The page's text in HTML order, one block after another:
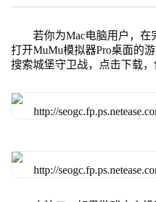
若你为Mac电脑用户，在
打开MuMu模拟器Pro桌面的
搜索城堡守卫战，点击下载，